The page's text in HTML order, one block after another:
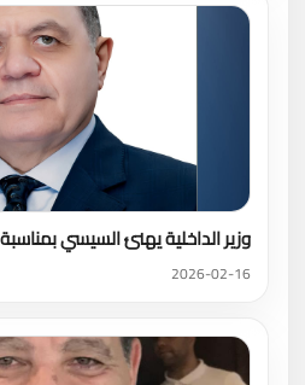
وزير الداخلية يهنئ السيسي
2026-02-16